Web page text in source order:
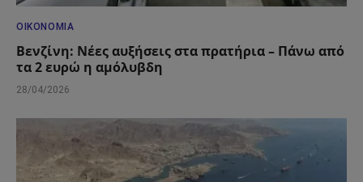
ΟΙΚΟΝΟΜΊΑ
Βενζίνη: Νέες αυξήσεις στα πρατήρια – Πάνω από
τα 2 ευρώ η αμόλυβδη
28/04/2026